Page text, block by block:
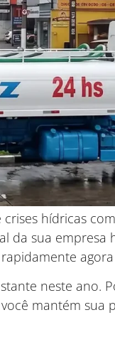
crises hídricas
da sua empresa
neste ano.
mantém sua